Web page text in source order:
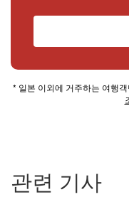
관련 기사
* 일본 이외에 거주하는 여행